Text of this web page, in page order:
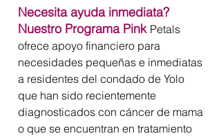
Necesita ayuda inmediata?
Nuestro Programa Pink Petals
ofrece apoyo financiero para
necesidades pequeñas e inmediatas
a residentes del condado de Yolo
que han sido recientemente
diagnosticados con cáncer de mama
o que se encuentran en tratamiento